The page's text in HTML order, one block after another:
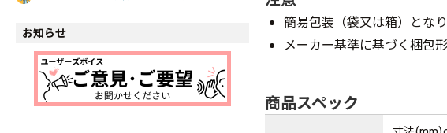
お知らせ
簡易包装（袋又は箱）となり
メーカー基準に基づく梱包形
商品スペック